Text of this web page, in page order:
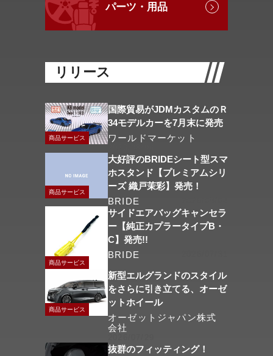
パーツ・用品
リリース
商品サービス
国際貿易がJDMカスタムのＲ
34モデルカーを7月末に発売
ワールドマーケット
商品サービス
大好評のBRIDEシート型スマ
ホスタンド【プレミアムシリ
ーズ 織戸茉彩】発売！
BRIDE
商品サービス
サイドエアバッグキャンセラ
ー【純正カプラータイプB・
C】発売!!
BRIDE
商品サービス
新型エルグランドのスタイル
をさらに引き立てる、オーゼ
ットホイール
オーゼットジャパン株式
会社
抜群のフィッティング！